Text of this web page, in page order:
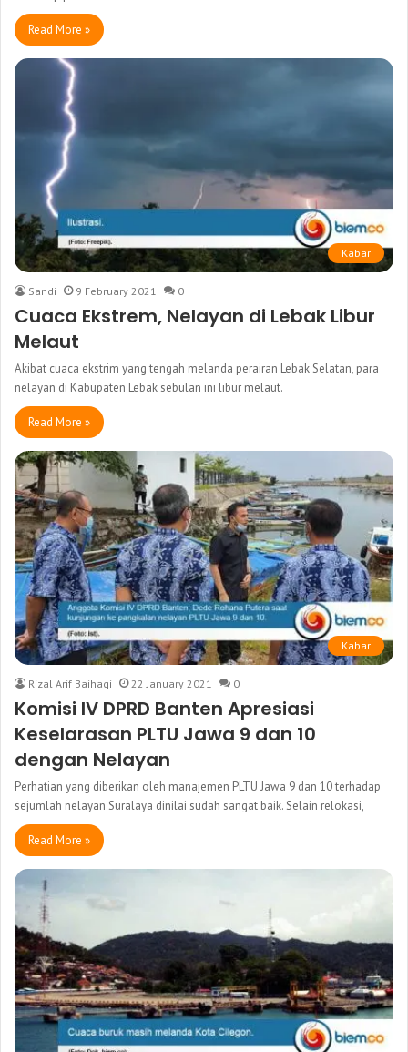
Read More »
Kabar
Sandi 9 February 2021 0
Cuaca Ekstrem, Nelayan di Lebak Libur
Melaut
Akibat cuaca ekstrim yang tengah melanda perairan Lebak Selatan, para
nelayan di Kabupaten Lebak sebulan ini libur melaut.
Read More »
Kabar
Rizal Arif Baihaqi 22 January 2021 0
Komisi IV DPRD Banten Apresiasi
Keselarasan PLTU Jawa 9 dan 10
dengan Nelayan
Perhatian yang diberikan oleh manajemen PLTU Jawa 9 dan 10 terhadap
sejumlah nelayan Suralaya dinilai sudah sangat baik. Selain relokasi,
Read More »